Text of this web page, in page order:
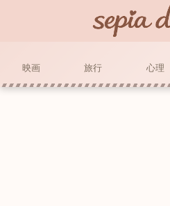
映画 旅行 心理